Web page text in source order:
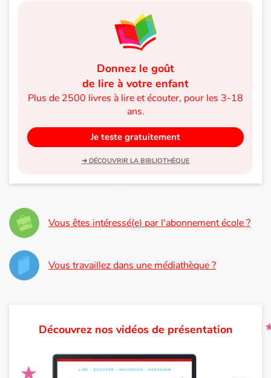
Donnez le goût
de lire à votre enfant
Plus de 2500 livres à lire et écouter, pour les 3-18
ans.
Je teste gratuitement
➜ DÉCOUVRIR LA BIBLIOTHÈQUE
Vous êtes intéressé(e) par l'abonnement école ?
Vous travaillez dans une médiathèque ?
Découvrez nos vidéos de présentation